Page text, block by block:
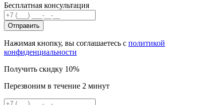
Бесплатная консультация
Отправить
Нажимая кнопку, вы соглашаетесь с политикой
конфиденциальности
Получить скидку 10%
Перезвоним в течение 2 минут